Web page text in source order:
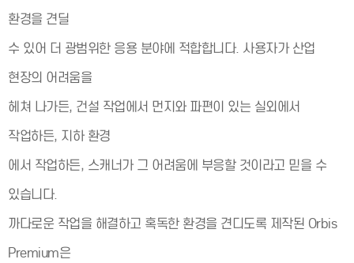
환경을 견딜
수 있어 더 광범위한 응용 분야에 적합합니다. 사용자가 산업
현장의 어려움을
헤쳐 나가든, 건설 작업에서 먼지와 파편이 있는 실외에서
작업하든, 지하 환경
에서 작업하든, 스캐너가 그 어려움에 부응할 것이라고 믿을 수
있습니다.
까다로운 작업을 해결하고 혹독한 환경을 견디도록 제작된 Orbis
Premium은